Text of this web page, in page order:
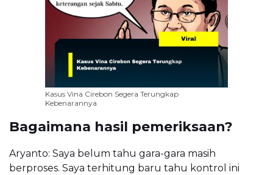
Kasus Vina Cirebon Segera Terungkap
Kebenarannya
Bagaimana hasil pemeriksaan?
Aryanto: Saya belum tahu gara-gara masih
berproses. Saya terhitung baru tahu kontrol ini